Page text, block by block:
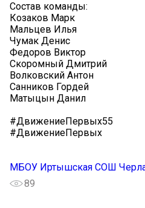
Состав команды:
Козаков Марк
Мальцев Илья
Чумак Денис
Федоров Виктор
Скоромный Дмитрий
Волковский Антон
Санников Гордей
Матыцын Данил
#ДвижениеПервых55
#ДвижениеПервых
МБОУ Иртышская СОШ
89